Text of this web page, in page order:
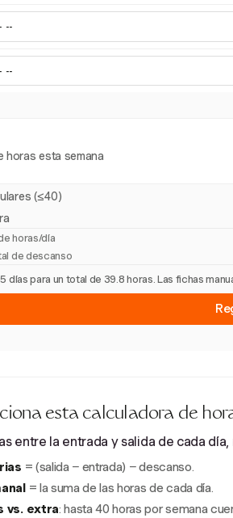
horas esta semana
(≤40)
horas/día
de descanso
días para un total de 39.8 horas. Las fichas
esta calculadora de
entre la entrada y salida de cada
= (salida − entrada) − descanso.
= la suma de las horas de cada día.
vs. extra: hasta 40 horas por semana